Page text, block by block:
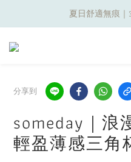
夏日舒適無痕｜
夏日舒適無痕｜
新朋友限定✨加
分享到
someday｜浪
輕盈薄感三角